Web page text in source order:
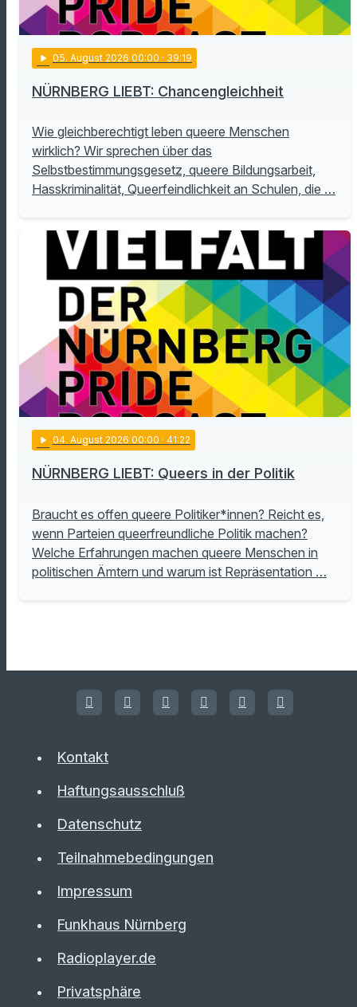
play_arrow 05. August 2026 00:00 · 39:19
NÜRNBERG LIEBT: Chancengleichheit
Wie gleichberechtigt leben queere Menschen
wirklich? Wir sprechen über das
Selbstbestimmungsgesetz, queere Bildungsarbeit,
Hasskriminalität, Queerfeindlichkeit an Schulen, die …
play_arrow 04. August 2026 00:00 · 41:22
NÜRNBERG LIEBT: Queers in der Politik
Braucht es offen queere Politiker*innen? Reicht es,
wenn Parteien queerfreundliche Politik machen?
Welche Erfahrungen machen queere Menschen in
politischen Ämtern und warum ist Repräsentation …
Kontakt
Haftungsausschluß
Datenschutz
Teilnahmebedingungen
Impressum
Funkhaus Nürnberg
Radioplayer.de
Privatsphäre